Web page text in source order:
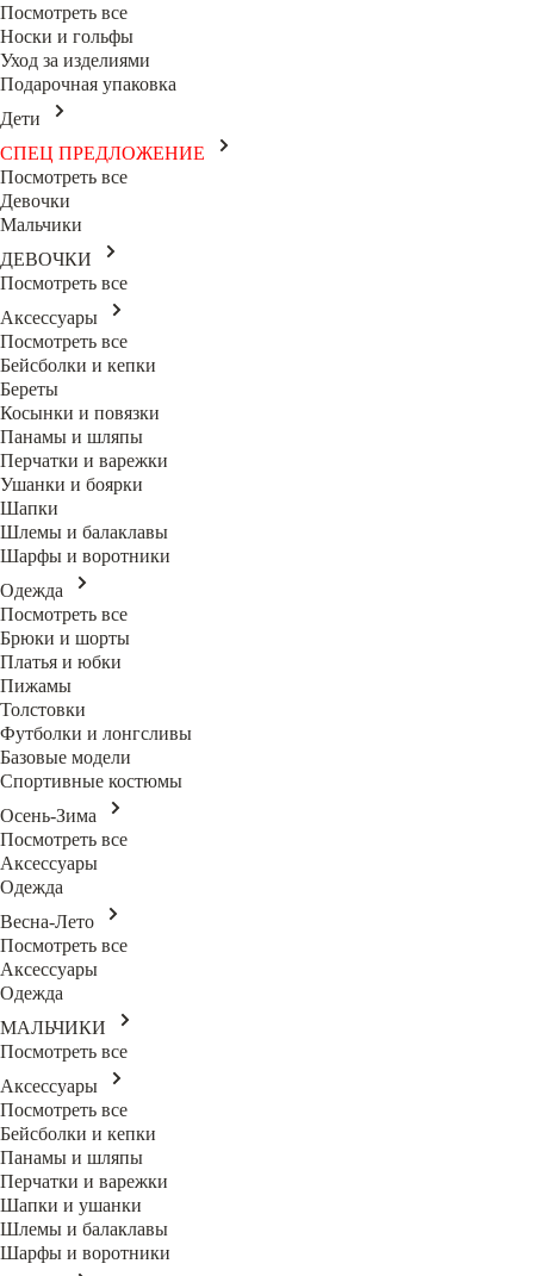
Посмотреть все
Носки и гольфы
Уход за изделиями
Подарочная упаковка
Дети
СПЕЦ ПРЕДЛОЖЕНИЕ
Посмотреть все
Девочки
Мальчики
ДЕВОЧКИ
Посмотреть все
Аксессуары
Посмотреть все
Бейсболки и кепки
Береты
Косынки и повязки
Панамы и шляпы
Перчатки и варежки
Ушанки и боярки
Шапки
Шлемы и балаклавы
Шарфы и воротники
Одежда
Посмотреть все
Брюки и шорты
Платья и юбки
Пижамы
Толстовки
Футболки и лонгсливы
Базовые модели
Спортивные костюмы
Осень-Зима
Посмотреть все
Аксессуары
Одежда
Весна-Лето
Посмотреть все
Аксессуары
Одежда
МАЛЬЧИКИ
Посмотреть все
Аксессуары
Посмотреть все
Бейсболки и кепки
Панамы и шляпы
Перчатки и варежки
Шапки и ушанки
Шлемы и балаклавы
Шарфы и воротники